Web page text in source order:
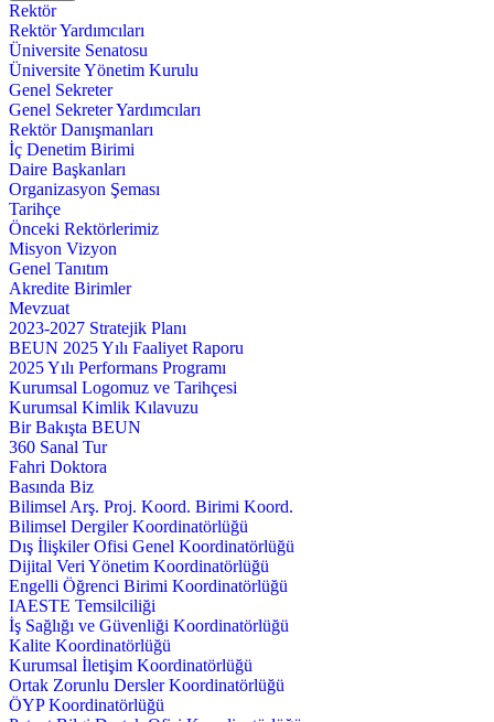
Rektör
Rektör Yardımcıları
Üniversite Senatosu
Üniversite Yönetim Kurulu
Genel Sekreter
Genel Sekreter Yardımcıları
Rektör Danışmanları
İç Denetim Birimi
Daire Başkanları
Organizasyon Şeması
Tarihçe
Önceki Rektörlerimiz
Misyon Vizyon
Genel Tanıtım
Akredite Birimler
Mevzuat
2023-2027 Stratejik Planı
BEUN 2025 Yılı Faaliyet Raporu
2025 Yılı Performans Programı
Kurumsal Logomuz ve Tarihçesi
Kurumsal Kimlik Kılavuzu
Bir Bakışta BEUN
360 Sanal Tur
Fahri Doktora
Basında Biz
Bilimsel Arş. Proj. Koord. Birimi Koord.
Bilimsel Dergiler Koordinatörlüğü
Dış İlişkiler Ofisi Genel Koordinatörlüğü
Dijital Veri Yönetim Koordinatörlüğü
Engelli Öğrenci Birimi Koordinatörlüğü
IAESTE Temsilciliği
İş Sağlığı ve Güvenliği Koordinatörlüğü
Kalite Koordinatörlüğü
Kurumsal İletişim Koordinatörlüğü
Ortak Zorunlu Dersler Koordinatörlüğü
ÖYP Koordinatörlüğü